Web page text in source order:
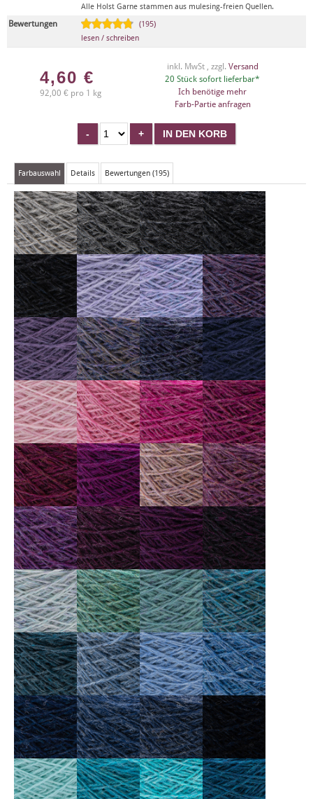
Alle Holst Garne stammen aus mulesing-freien Quellen.
Bewertungen
(195)
lesen / schreiben
4,60 €
92,00 € pro 1 kg
inkl. MwSt , zzgl. Versand
20 Stück sofort lieferbar*
Ich benötige mehr
Farb-Partie anfragen
Farbauswahl Details Bewertungen (195)